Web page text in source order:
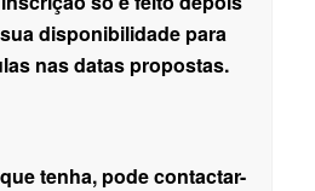
disponibilidade para
nas datas propostas.
tenha, pode contactar-